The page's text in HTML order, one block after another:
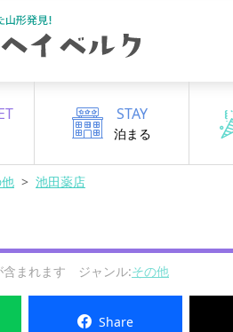
STAY
泊まる
池田薬店
含まれます ジャンル:その他
Share